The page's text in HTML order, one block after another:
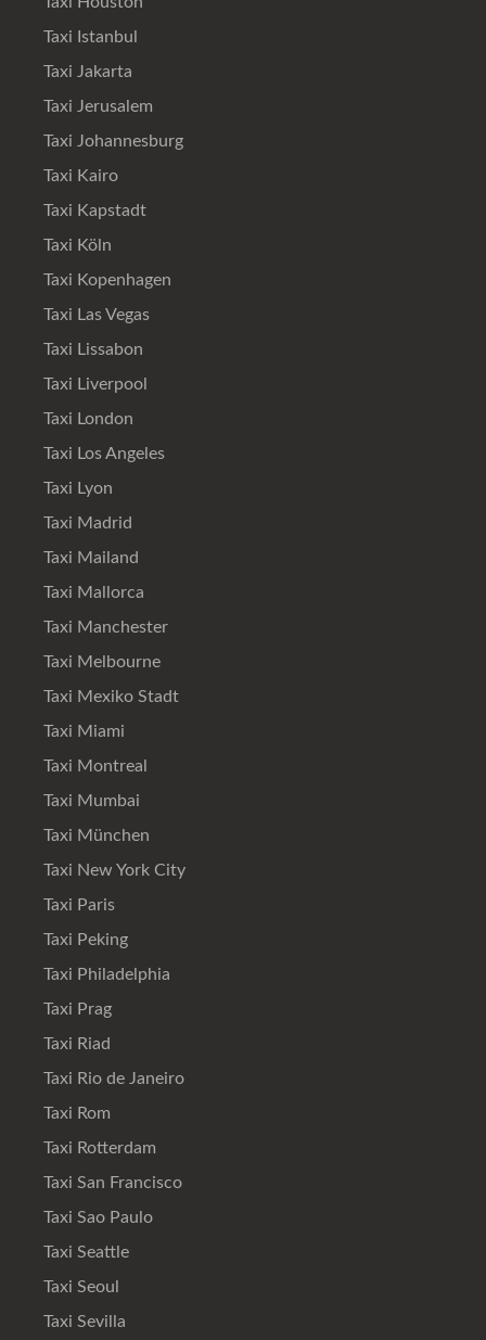
Taxi Istanbul
Taxi Jakarta
Taxi Jerusalem
Taxi Johannesburg
Taxi Kairo
Taxi Kapstadt
Taxi Köln
Taxi Kopenhagen
Taxi Las Vegas
Taxi Lissabon
Taxi Liverpool
Taxi London
Taxi Los Angeles
Taxi Lyon
Taxi Madrid
Taxi Mailand
Taxi Mallorca
Taxi Manchester
Taxi Melbourne
Taxi Mexiko Stadt
Taxi Miami
Taxi Montreal
Taxi Mumbai
Taxi München
Taxi New York City
Taxi Paris
Taxi Peking
Taxi Philadelphia
Taxi Prag
Taxi Riad
Taxi Rio de Janeiro
Taxi Rom
Taxi Rotterdam
Taxi San Francisco
Taxi Sao Paulo
Taxi Seattle
Taxi Seoul
Taxi Sevilla